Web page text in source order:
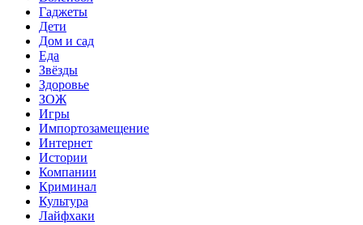
Гаджеты
Дети
Дом и сад
Еда
Звёзды
Здоровье
ЗОЖ
Игры
Импортозамещение
Интернет
Истории
Компании
Криминал
Культура
Лайфхаки